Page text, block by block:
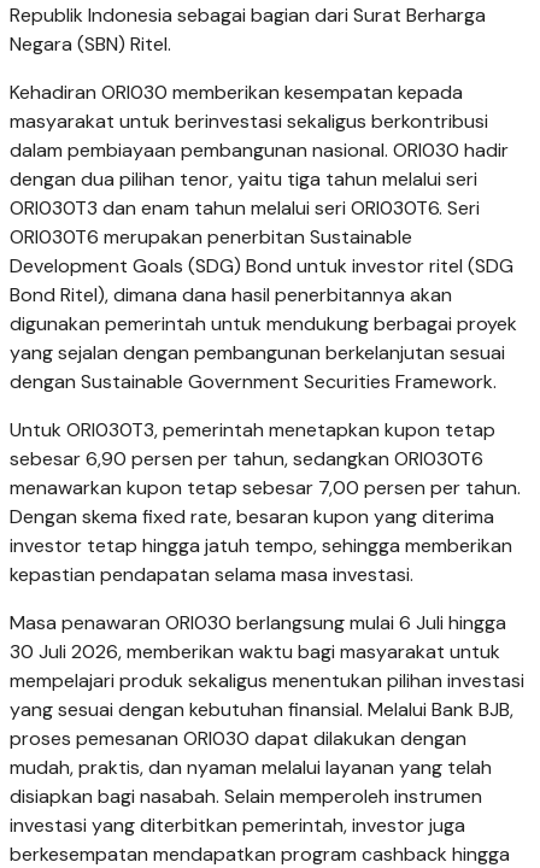
Republik Indonesia sebagai bagian dari Surat Berharga
Negara (SBN) Ritel.
Kehadiran ORI030 memberikan kesempatan kepada
masyarakat untuk berinvestasi sekaligus berkontribusi
dalam pembiayaan pembangunan nasional. ORI030 hadir
dengan dua pilihan tenor, yaitu tiga tahun melalui seri
ORI030T3 dan enam tahun melalui seri ORI030T6. Seri
ORI030T6 merupakan penerbitan Sustainable
Development Goals (SDG) Bond untuk investor ritel (SDG
Bond Ritel), dimana dana hasil penerbitannya akan
digunakan pemerintah untuk mendukung berbagai proyek
yang sejalan dengan pembangunan berkelanjutan sesuai
dengan Sustainable Government Securities Framework.
Untuk ORI030T3, pemerintah menetapkan kupon tetap
sebesar 6,90 persen per tahun, sedangkan ORI030T6
menawarkan kupon tetap sebesar 7,00 persen per tahun.
Dengan skema fixed rate, besaran kupon yang diterima
investor tetap hingga jatuh tempo, sehingga memberikan
kepastian pendapatan selama masa investasi.
Masa penawaran ORI030 berlangsung mulai 6 Juli hingga
30 Juli 2026, memberikan waktu bagi masyarakat untuk
mempelajari produk sekaligus menentukan pilihan investasi
yang sesuai dengan kebutuhan finansial. Melalui Bank BJB,
proses pemesanan ORI030 dapat dilakukan dengan
mudah, praktis, dan nyaman melalui layanan yang telah
disiapkan bagi nasabah. Selain memperoleh instrumen
investasi yang diterbitkan pemerintah, investor juga
berkesempatan mendapatkan program cashback hingga